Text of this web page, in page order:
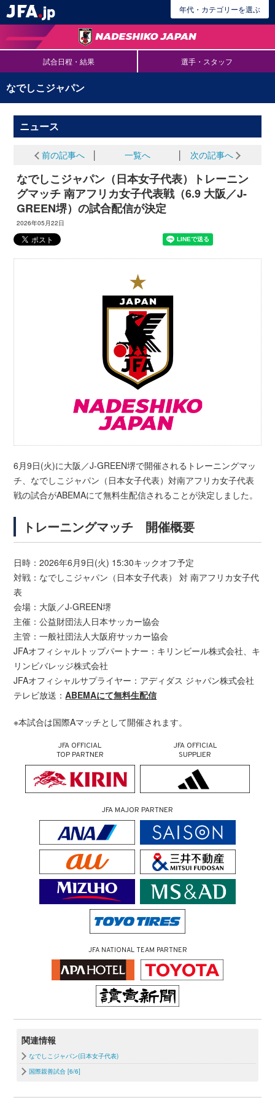
年代・カテゴリーを選ぶ
試合日程・結果 選手・スタッフ
なでしこジャパン
ニュース
前の記事へ 一覧へ 次の記事へ
なでしこジャパン（日本女子代表）トレーニン
グマッチ 南アフリカ女子代表戦（6.9 大阪／J-
GREEN堺）の試合配信が決定
2026年05月22日
6月9日(火)に大阪／J-GREEN堺で開催されるトレーニングマッ
チ、なでしこジャパン（日本女子代表）対南アフリカ女子代表
戦の試合がABEMAにて無料生配信されることが決定しました。
トレーニングマッチ 開催概要
日時：2026年6月9日(火) 15:30キックオフ予定
対戦：なでしこジャパン（日本女子代表） 対 南アフリカ女子代
表
会場：大阪／J-GREEN堺
主催：公益財団法人日本サッカー協会
主管：一般社団法人大阪府サッカー協会
JFAオフィシャルトップパートナー：キリンビール株式会社、キ
リンビバレッジ株式会社
JFAオフィシャルサプライヤー：アディダス ジャパン株式会社
テレビ放送：ABEMAにて無料生配信
※本試合は国際Aマッチとして開催されます。
JFA OFFICIAL
TOP PARTNER
JFA OFFICIAL
SUPPLIER
JFA MAJOR PARTNER
JFA NATIONAL TEAM PARTNER
関連情報
なでしこジャパン(日本女子代表)
国際親善試合 [6/6]